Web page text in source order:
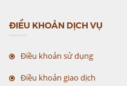
ĐIỀU KHOẢN DỊCH VỤ
Điều khoản sử dụng
Điều khoản giao dịch